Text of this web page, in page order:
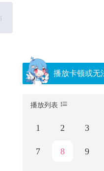
播放卡顿或无
播放列表
1 2 3
7 8 9